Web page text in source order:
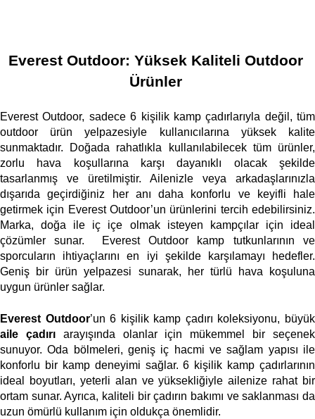
Everest Outdoor: Yüksek Kaliteli Outdoor
Ürünler
Everest Outdoor, sadece 6 kişilik kamp çadırlarıyla değil, tüm
outdoor ürün yelpazesiyle kullanıcılarına yüksek kalite
sunmaktadır. Doğada rahatlıkla kullanılabilecek tüm ürünler,
zorlu hava koşullarına karşı dayanıklı olacak şekilde
tasarlanmış ve üretilmiştir. Ailenizle veya arkadaşlarınızla
dışarıda geçirdiğiniz her anı daha konforlu ve keyifli hale
getirmek için Everest Outdoor’un ürünlerini tercih edebilirsiniz.
Marka, doğa ile iç içe olmak isteyen kampçılar için ideal
çözümler sunar.  Everest Outdoor kamp tutkunlarının ve
sporcuların ihtiyaçlarını en iyi şekilde karşılamayı hedefler.
Geniş bir ürün yelpazesi sunarak, her türlü hava koşuluna
uygun ürünler sağlar.
Everest Outdoor
aile çadırı arayışında olanlar için mükemmel bir seçenek
sunuyor. Oda bölmeleri, geniş iç hacmi ve sağlam yapısı ile
konforlu bir kamp deneyimi sağlar. 6 kişilik kamp çadırlarının
ideal boyutları, yeterli alan ve yüksekliğiyle ailenize rahat bir
ortam sunar. Ayrıca, kaliteli bir çadırın bakımı ve saklanması da
uzun ömürlü kullanım için oldukça önemlidir.